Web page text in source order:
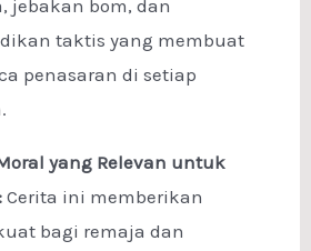
jebakan bom, dan
taktis yang membuat
penasaran di setiap
yang Relevan untuk
Cerita ini memberikan
bagi remaja dan